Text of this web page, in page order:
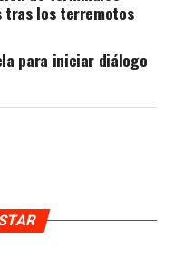
tras los terremotos
para iniciar diálogo